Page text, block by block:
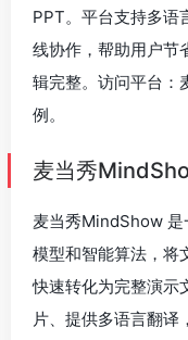
PPT。平台支持多语
线协作，帮助用户节
辑完整。访问平台：
例。
麦当秀
麦当秀MindShow 是
模型和智能算法，将
快速转化为完整演示
片、提供多语言翻译